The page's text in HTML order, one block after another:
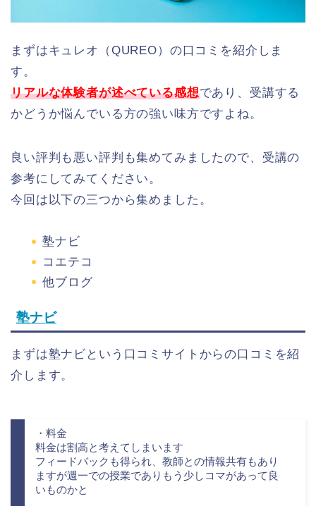
まずはキュレオ（QUREO）の口コミを紹介しま
す。
リアルな体験者が述べている感想であり、受講する
かどうか悩んでいる方の強い味方ですよね。
良い評判も悪い評判も集めてみましたので、受講の
参考にしてみてください。
今回は以下の三つから集めました。
塾ナビ
コエテコ
他ブログ
塾ナビ
まずは塾ナビという口コミサイトからの口コミを紹
介します。
・料金
料金は割高と考えてしまいます
フィードバックも得られ、教師との情報共有もあり
ますが週一での授業でありもう少しコマがあって良
いものかと